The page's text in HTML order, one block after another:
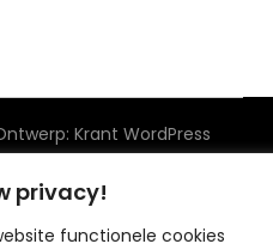
privacy!
functionele cookies
Krant WordPress